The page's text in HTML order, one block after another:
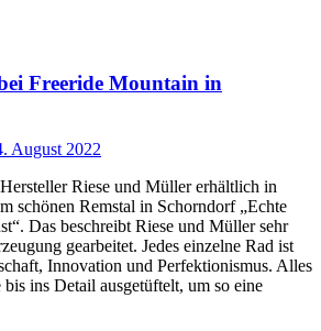
Freeride Mountain in
August 2022
Riese und Müller erhältlich in
schönen Remstal in Schorndorf „Echte
Das beschreibt Riese und Müller sehr
gearbeitet. Jedes einzelne Rad ist
Innovation und Perfektionismus. Alles
ins Detail ausgetüftelt, um so eine